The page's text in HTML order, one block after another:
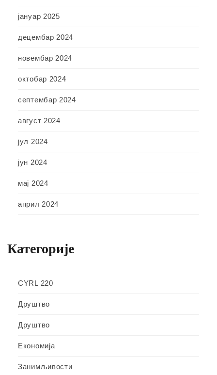
јануар 2025
децембар 2024
новембар 2024
октобар 2024
септембар 2024
август 2024
јул 2024
јун 2024
мај 2024
април 2024
Категорије
CYRL 220
Друштво
Друштво
Економија
Занимљивости